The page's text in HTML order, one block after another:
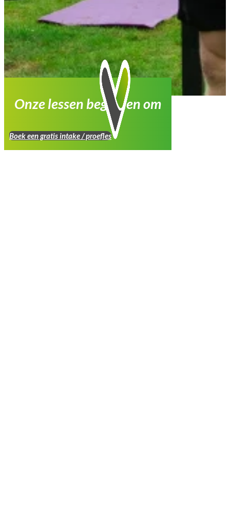
Onze lessen beginnen om
Boek een gratis intake / proefles